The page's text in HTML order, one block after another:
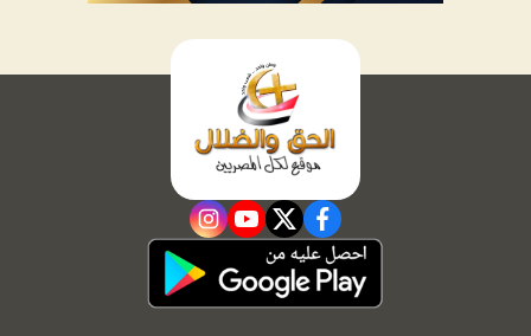
facebook
twitter
youtube
instagram